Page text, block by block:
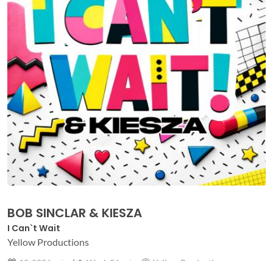
BOB SINCLAR & KIESZA
I Can`t Wait
Yellow Productions